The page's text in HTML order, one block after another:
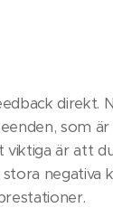
direkt.
som är
är att
negativa